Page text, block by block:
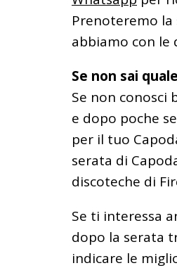
Prenoteremo
abbiamo con le
Se non sai
Se non conosci
e dopo poche
per il tuo
serata di
discoteche di
Se ti interessa
dopo la serata
indicare le